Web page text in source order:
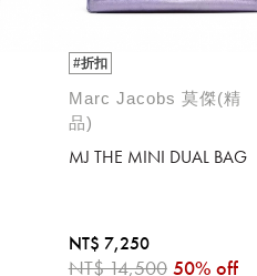
#折扣
Marc Jacobs 莫傑(精
品)
MJ THE MINI DUAL BAG
NT$ 7,250
NT$ 14,500 50% off